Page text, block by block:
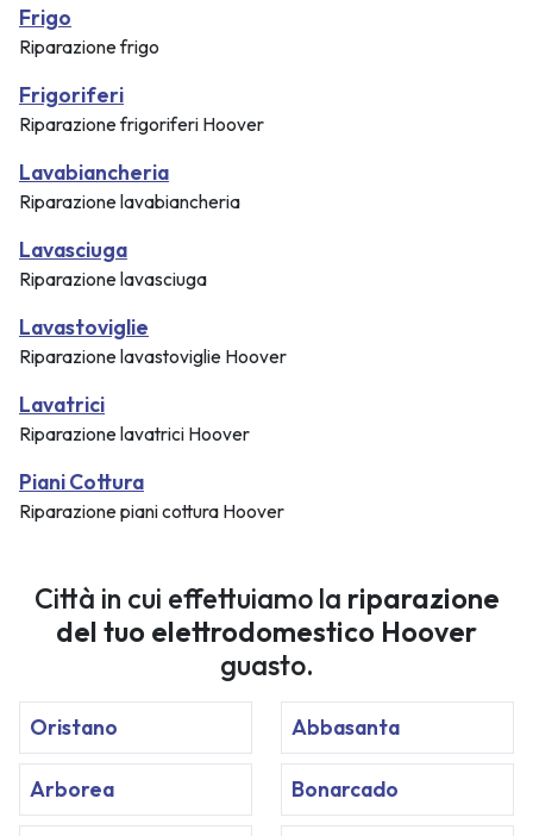
Frigo
Riparazione frigo
Frigoriferi
Riparazione frigoriferi Hoover
Lavabiancheria
Riparazione lavabiancheria
Lavasciuga
Riparazione lavasciuga
Lavastoviglie
Riparazione lavastoviglie Hoover
Lavatrici
Riparazione lavatrici Hoover
Piani Cottura
Riparazione piani cottura Hoover
Città in cui effettuiamo la riparazione
del tuo elettrodomestico Hoover
guasto.
Oristano Abbasanta
Arborea Bonarcado